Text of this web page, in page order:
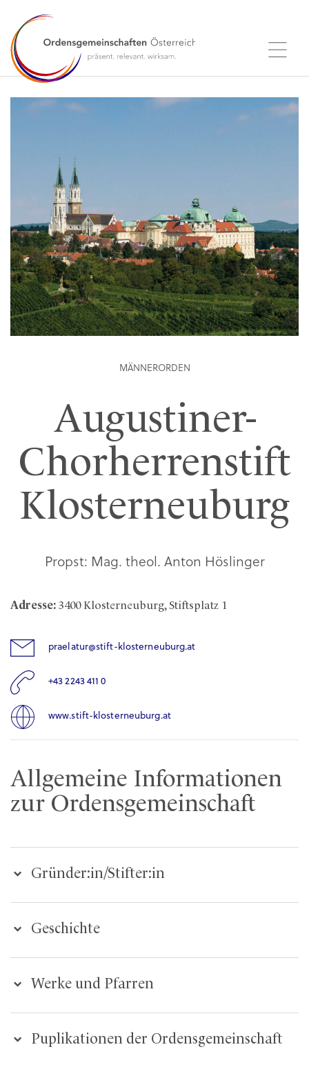
MÄNNERORDEN
Augustiner-
Chorherrenstift
Klosterneuburg
Propst: Mag. theol. Anton Höslinger
Adresse: 3400 Klosterneuburg, Stiftsplatz 1
praelatur@stift-klosterneuburg.at
+43 2243 411 0
www.stift-klosterneuburg.at
Allgemeine Informationen
zur Ordensgemeinschaft
Gründer:in/Stifter:in
Geschichte
Werke und Pfarren
Puplikationen der Ordensgemeinschaft